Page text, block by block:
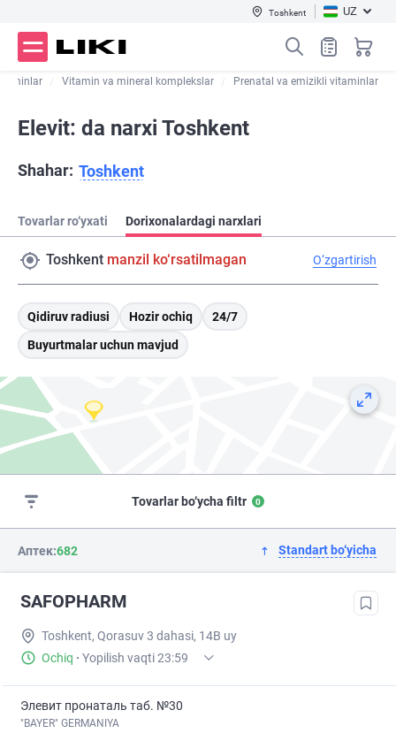
Toshkent UZ
Vitamin va mineral komplekslar Prenatal va emizikli vitaminlar
Elevit: da narxi Toshkent
Shahar: Toshkent
Tovarlar ro‘yxati Dorixonalardagi narxlari
Toshkent manzil ko‘rsatilmagan O‘zgartirish
Qidiruv radiusi Hozir ochiq
24/7
Buyurtmalar uchun mavjud
Tovarlar bo‘ycha filtr 0
Аптек:682 Standart bo‘yicha
SAFOPHARM
Toshkent, Qorasuv 3 dahasi, 14B uy
Ochiq · Yopilish vaqti 23:59
Элевит пронаталь таб. №30
"BAYER" GERMANIYA